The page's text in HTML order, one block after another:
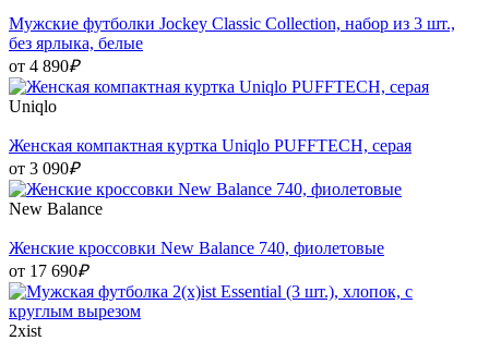
Мужские футболки Jockey Classic Collection, набор из 3 шт.,
без ярлыка, белые
от 4 890₽
Uniqlo
Женская компактная куртка Uniqlo PUFFTECH, серая
от 3 090₽
New Balance
Женские кроссовки New Balance 740, фиолетовые
от 17 690₽
2xist